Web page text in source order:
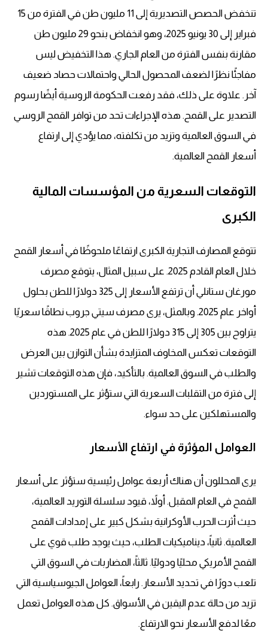
تنخفض الحصص التصديرية إلى 11 مليون طن في الفترة من 15
فبراير إلى 30 يونيو 2025، وهو انخفاض بنحو 29 مليون طن
مقارنة بنفس الفترة من العام الجاري. هذا التخفيض ليس
مفاجئًا نظرًا لضعف المحصول الحالي واحتمالات حصاد ضعيف
آخر. علاوة على ذلك، فقد رفعت الحكومة الروسية أيضًا رسوم
التصدير على القمح. هذه الإجراءات تحد من توافر القمح الروسي
في السوق العالمية وتزيد من تكلفته، مما يؤدي إلى ارتفاع
أسعار القمح العالمية.
التوقعات السعرية من المؤسسات المالية
الكبرى
تتوقع المصارف التجارية الكبرى ارتفاعًا ملحوظًا في أسعار القمح
خلال العام القادم 2025. على سبيل المثال، يتوقع مصرف
مورغان ستانلي أن ترتفع الأسعار إلى 325 دولارًا للطن بحلول
أواخر عام 2025. وبالمثل، يرى مصرف سيتي جروب نطاقًا سعريًا
يتراوح بين 305 إلى 315 دولارًا للطن في عام 2025. هذه
التوقعات تعكس المخاوف المتزايدة بشأن التوازن بين العرض
والطلب في السوق العالمية. بالتأكيد، فإن هذه التوقعات تشير
إلى فترة من التقلبات السعرية التي ستؤثر على المستوردين
والمستهلكين على حد سواء.
العوامل المؤثرة في ارتفاع الأسعار
يرى المحللون أن هناك أربعة عوامل رئيسية ستؤثر على أسعار
القمح في العام المقبل. أولاً، قيود سلسلة التوريد العالمية،
حيث أثرت الحرب الأوكرانية بشكل كبير على إمدادات القمح
العالمية. ثانياً، ديناميكيات الطلب، حيث يوجد طلب قوي على
القمح الأمريكي محليًا ودوليًا. ثالثاً، المضاربات في السوق التي
تلعب دورًا في تحديد الأسعار. رابعاً، العوامل الجيوسياسية التي
تزيد من حالة عدم اليقين في الأسواق. كل هذه العوامل تعمل
معًا لدفع الأسعار نحو الارتفاع.